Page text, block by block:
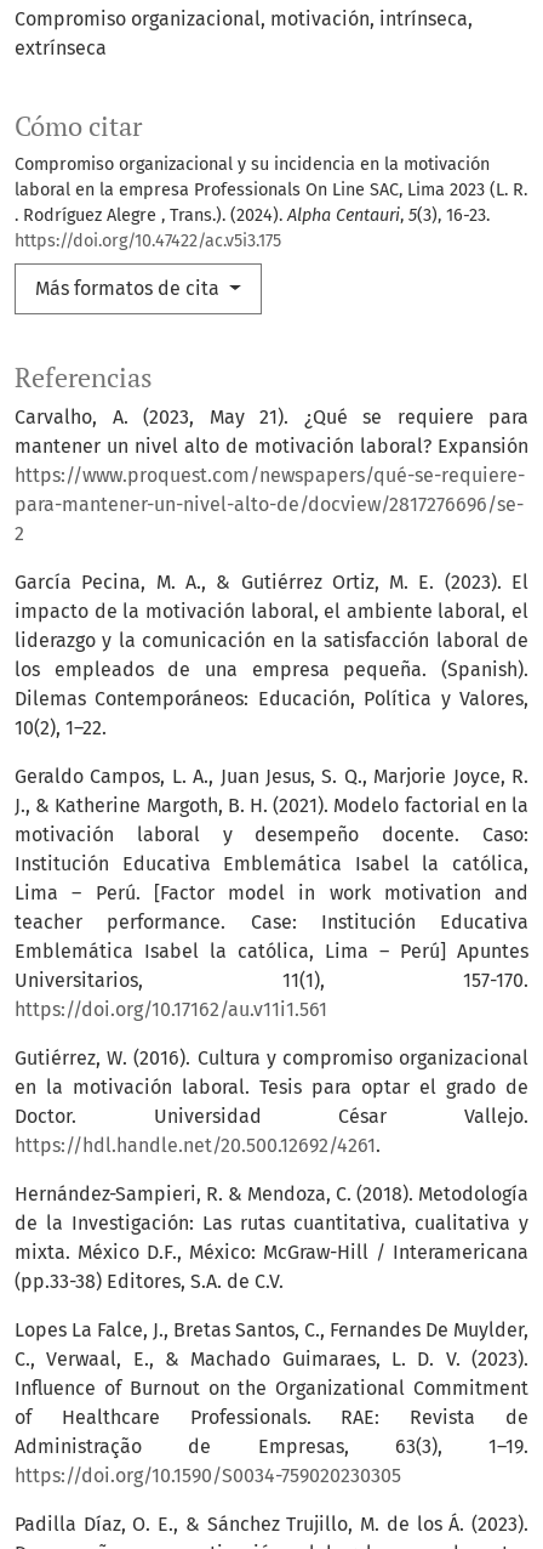
Compromiso organizacional motivación intrínseca
extrínseca
Cómo citar
Compromiso organizacional y su incidencia en la motivación
laboral en la empresa Professionals On Line SAC, Lima 2023 (L. R.
. Rodríguez Alegre , Trans.). (2024).Alpha Centauri, 5(3), 16-23.
https://doi.org/10.47422/ac.v5i3.175
Más formatos de cita
Referencias
Carvalho, A. (2023, May 21). ¿Qué se requiere para
mantener un nivel alto de motivación laboral? Expansión
https://www.proquest.com/newspapers/qué-se-requiere-
para-mantener-un-nivel-alto-de/docview/2817276696/se-
2
García Pecina, M. A., & Gutiérrez Ortiz, M. E. (2023). El
impacto de la motivación laboral, el ambiente laboral, el
liderazgo y la comunicación en la satisfacción laboral de
los empleados de una empresa pequeña. (Spanish).
Dilemas Contemporáneos: Educación, Política y Valores,
10(2), 1–22.
Geraldo Campos, L. A., Juan Jesus, S. Q., Marjorie Joyce, R.
J., & Katherine Margoth, B. H. (2021). Modelo factorial en la
motivación laboral y desempeño docente. Caso:
Institución Educativa Emblemática Isabel la católica,
Lima – Perú. [Factor model in work motivation and
teacher performance. Case: Institución Educativa
Emblemática Isabel la católica, Lima – Perú] Apuntes
Universitarios, 11(1), 157-170.
https://doi.org/10.17162/au.v11i1.561
Gutiérrez, W. (2016). Cultura y compromiso organizacional
en la motivación laboral. Tesis para optar el grado de
Doctor. Universidad César Vallejo.
https://hdl.handle.net/20.500.12692/4261.
Hernández-Sampieri, R. & Mendoza, C. (2018). Metodología
de la Investigación: Las rutas cuantitativa, cualitativa y
mixta. México D.F., México: McGraw-Hill / Interamericana
(pp.33-38) Editores, S.A. de C.V.
Lopes La Falce, J., Bretas Santos, C., Fernandes De Muylder,
C., Verwaal, E., & Machado Guimaraes, L. D. V. (2023).
Influence of Burnout on the Organizational Commitment
of Healthcare Professionals. RAE: Revista de
Administração de Empresas, 63(3), 1–19.
https://doi.org/10.1590/S0034-759020230305
Padilla Díaz, O. E., & Sánchez Trujillo, M. de los Á. (2023).